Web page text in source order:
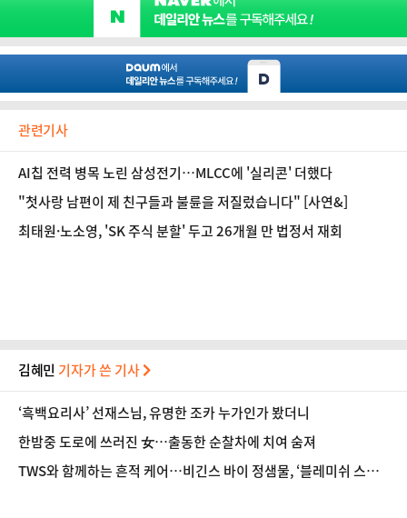
관련기사
AI칩 전력 병목 노린 삼성전기…MLCC에 '실리콘' 더했다
"첫사랑 남편이 제 친구들과 불륜을 저질렀습니다" [사연&]
최태원·노소영, 'SK 주식 분할' 두고 26개월 만 법정서 재회
김혜민 기자가 쓴 기사
‘흑백요리사’ 선재스님, 유명한 조카 누가인가 봤더니
한밤중 도로에 쓰러진 女…출동한 순찰차에 치여 숨져
TWS와 함께하는 흔적 케어…비긴스 바이 정샘물, ‘블레미쉬 스트